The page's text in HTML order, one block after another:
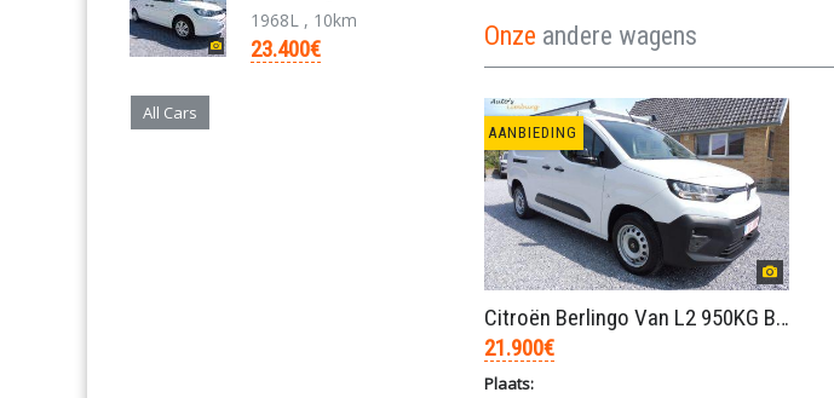
Onze andere wagens
AANBIEDING
Citroën Berlingo Van L2 950KG BlueHDi 130pk/automa
21.900€
Plaats:
1968L , 10km
23.400€
All Cars